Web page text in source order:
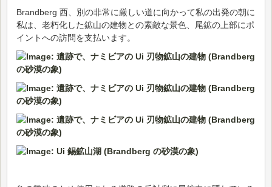
Brandberg 西、別の非常に厳しい道に向かって私の出発の朝に
私は、老朽化した鉱山の建物との素敵な景色、尾鉱の上部にポ
イントへの訪問を支払います。